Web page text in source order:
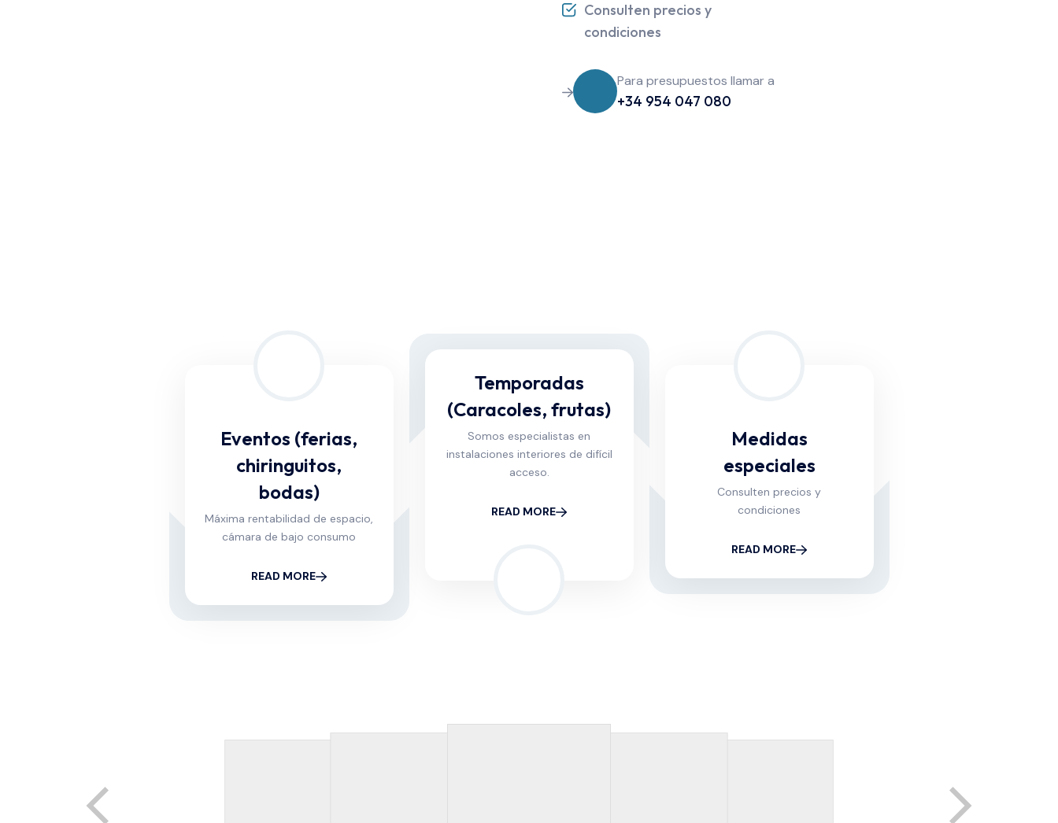
Consulten precios y
condiciones
Para presupuestos llamar a
+34 954 047 080
Eventos (ferias,
chiringuitos,
bodas)
Máxima rentabilidad de espacio,
cámara de bajo consumo
READ MORE
Temporadas
(Caracoles, frutas)
Somos especialistas en
instalaciones interiores de difícil
acceso.
READ MORE
Medidas
especiales
Consulten precios y
condiciones
READ MORE